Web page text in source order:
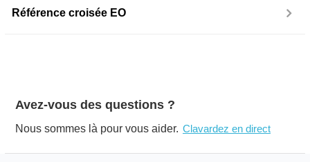
Référence croisée EO
Avez-vous des questions ?
Nous sommes là pour vous aider. Clavardez en direct